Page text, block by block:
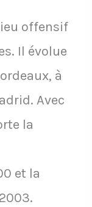
offensif
Il évolue
à
Avec
la
et la